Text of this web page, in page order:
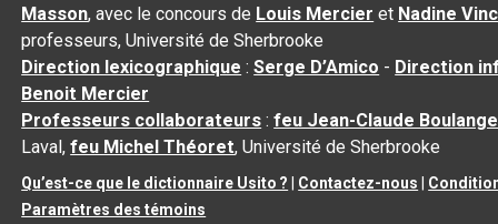
Masson, avec le concours de Louis Mercier et Nadine
professeurs, Université de Sherbrooke
Direction lexicographique :Serge D’Amico - Direction
Benoit Mercier
Professeurs collaborateurs :feu Jean-Claude
Laval,feu Michel Théoret, Université de Sherbrooke
Qu’est-ce que le dictionnaire Usito ? Contactez-nous
Paramètres des témoins